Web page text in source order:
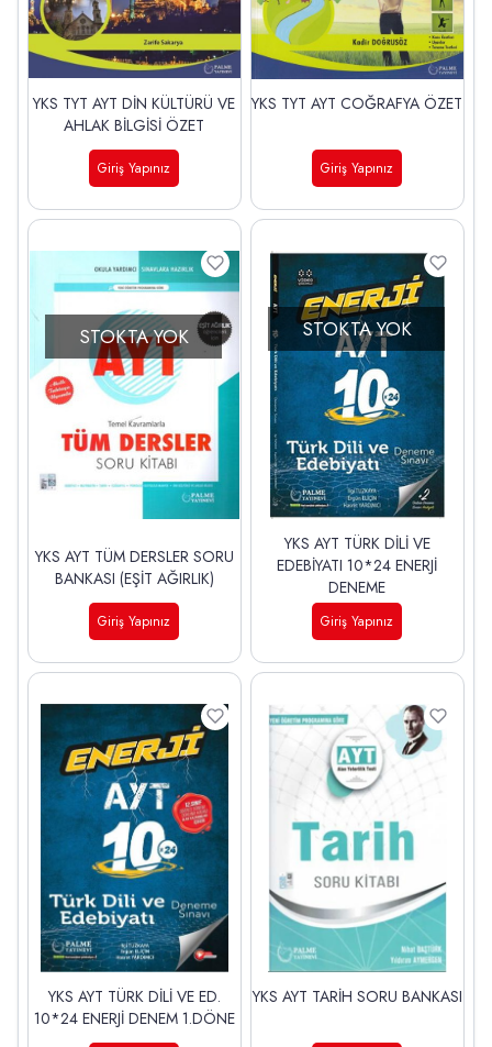
YKS TYT AYT DİN KÜLTÜRÜ VE
AHLAK BİLGİSİ ÖZET
Giriş Yapınız
YKS TYT AYT COĞRAFYA ÖZET
Giriş Yapınız
STOKTA YOK
YKS AYT TÜM DERSLER SORU
BANKASI (EŞİT AĞIRLIK)
Giriş Yapınız
STOKTA YOK
YKS AYT TÜRK DİLİ VE
EDEBİYATI 10*24 ENERJİ
DENEME
Giriş Yapınız
YKS AYT TÜRK DİLİ VE ED.
10*24 ENERJİ DENEM 1.DÖNE
YKS AYT TARİH SORU BANKASI